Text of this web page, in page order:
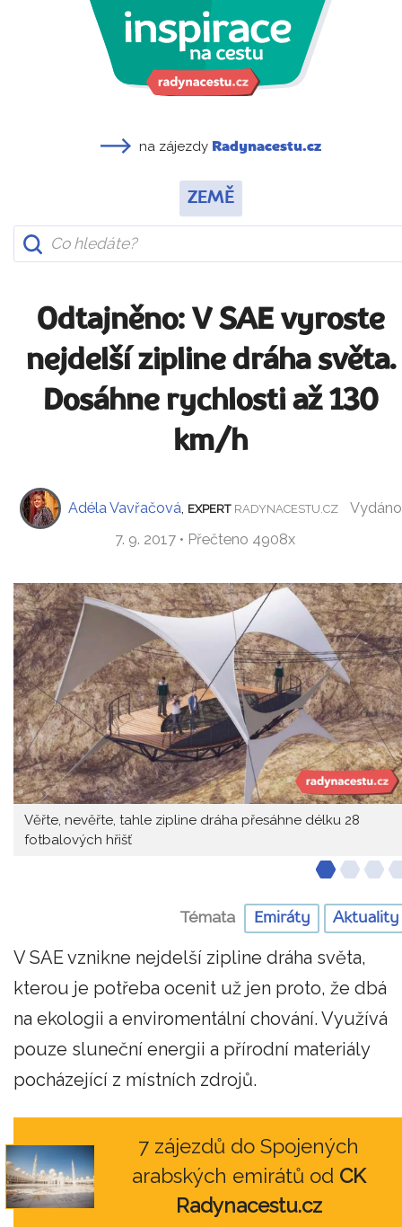
na zájezdy Radynacestu.cz
ZEMĚ
Odtajněno: V SAE vyroste
nejdelší zipline dráha světa.
Dosáhne rychlosti až 130
km/h
Adéla Vavřačová EXPERT RADYNACESTU.CZ
Vydáno
7. 9. 2017 • Přečteno 4908x
Věřte, nevěřte, tahle zipline dráha přesáhne délku 28
fotbalových hřišť
Témata Emiráty Aktuality
V SAE vznikne nejdelší zipline dráha světa,
kterou je potřeba ocenit už jen proto, že dbá
na ekologii a enviromentální chování. Využívá
pouze sluneční energii a přírodní materiály
pocházející z místních zdrojů.
7 zájezdů do Spojených
arabských emirátů od CK
Radynacestu.cz